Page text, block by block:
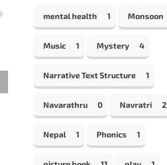
mental health 1 Monsoon
Music 1 Mystery 4
Narrative Text Structure 1
Navarathru 0 Navratri 2
Nepal 1 Phonics 1